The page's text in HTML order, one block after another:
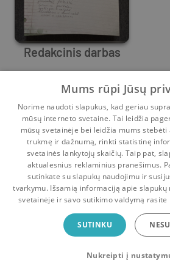
Redakcinis darbas
Margarita Dautartienė
Pradinis Krepšelis Pokalbiai
Bookswap programėlė
Mainykis knygomis dar
Uždaryti
Mums rūpi Jūsų
Norime naudoti slapukus, kad geriau
mūsų interneto svetaine. Tai leidžia
mūsų svetainėje bei leidžia mums
trukmę ir dažnumą, rinkti statistinę
svetainės lankytojų skaičių. Taip pat,
aktualesnius reklaminius pranešimus.
sutinkate su slapukų naudojimu ir
tvarkymu. Išsamią informaciją apie
svetainėje ir savo sutikimo valdymą
SUTINKU
Nukreipti į